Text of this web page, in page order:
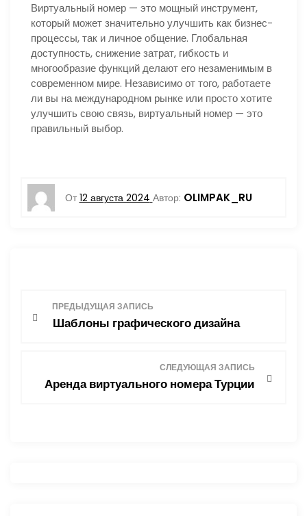
Виртуальный номер — это мощный инструмент,
который может значительно улучшить как бизнес-
процессы, так и личное общение. Глобальная
доступность, снижение затрат, гибкость и
многообразие функций делают его незаменимым в
современном мире. Независимо от того, работаете
ли вы на международном рынке или просто хотите
улучшить свою связь, виртуальный номер — это
правильный выбор.
От 12 августа 2024 Автор: OLIMPAK_RU
ПРЕДЫДУЩАЯ ЗАПИСЬ
Шаблоны графического дизайна
СЛЕДУЮЩАЯ ЗАПИСЬ
Аренда виртуального номера Турции